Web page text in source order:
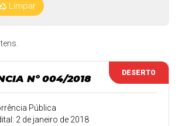
itens.
DESERTO
Nº 004/2018
Pública
2 de janeiro de 2018
Limpar